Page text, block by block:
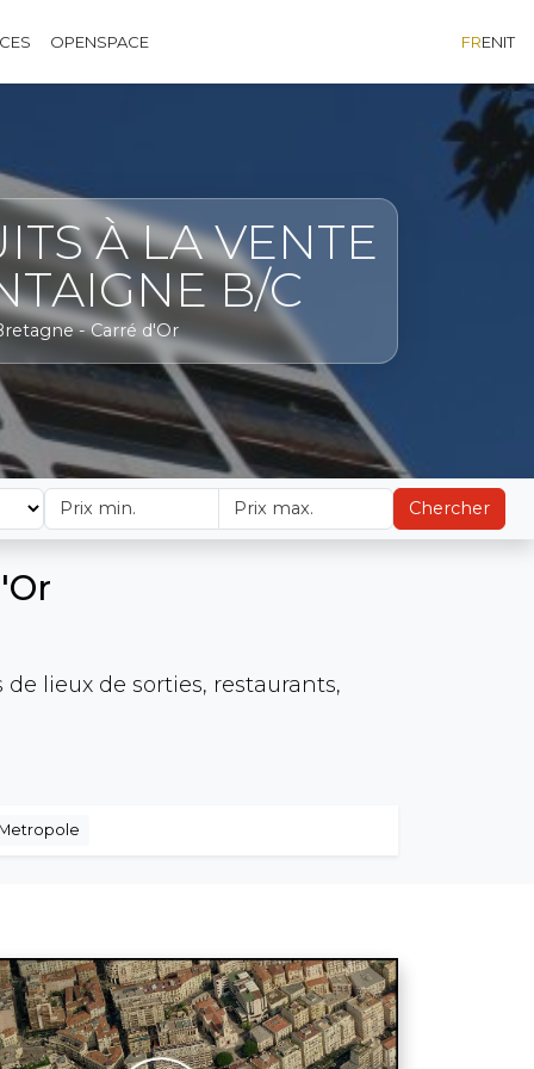
OPENSPACE FRENIT
À LA VENTE
B/C
- Carré d'Or
lieux de sorties, restaurants,